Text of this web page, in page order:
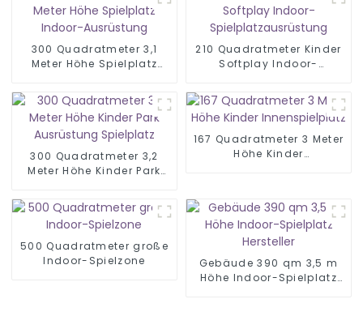
300 Quadratmeter 3,1
Meter Höhe Spielplatz
210 Quadratmeter Kinder
Softplay Indoor-
300 Quadratmeter 3,2
Meter Höhe Kinder Park
167 Quadratmeter 3 Meter
Höhe Kinder
500 Quadratmeter große
Indoor-Spielzone
Gebäude 390 qm 3,5 m
Höhe Indoor-Spielplatz